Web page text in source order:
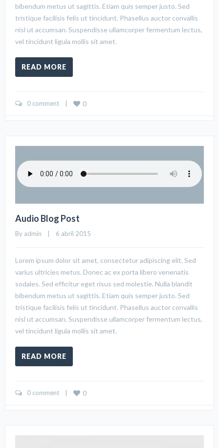
bibendum metus ut sagittis. Etiam quis semper justo. Sed
tristique facilisis felis ut tincidunt. Phasellus auctor convallis
nisl ut accumsan. Suspendisse ullamcorper fermentum lectus,
vel tincidunt ligula mollis sit amet.
READ MORE
0 comment 0
Audio Blog Post
By admin
    |    6 abril 2015
Lorem ipsum dolor sit amet, consectetur adipiscing elit. Sed
varius ultricies metus. Donec ac ex porta libero venenatis
sodales. Sed efficitur eget risus sed molestie. Nulla blandit
bibendum metus ut sagittis. Etiam quis semper justo. Sed
tristique facilisis felis ut tincidunt. Phasellus auctor convallis
nisl ut accumsan. Suspendisse ullamcorper fermentum lectus,
vel tincidunt ligula mollis sit amet.
READ MORE
0 comment 0